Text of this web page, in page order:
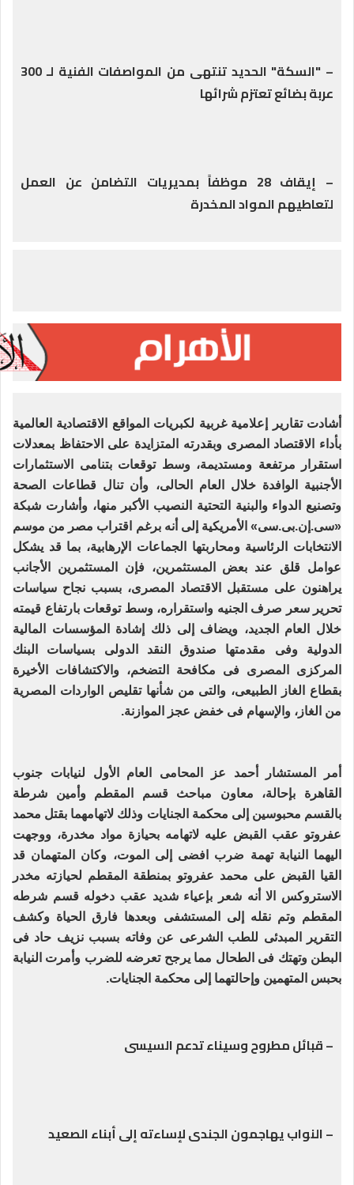
– "السكة" الحديد تنتهى من المواصفات الفنية لـ 300
عربة بضائع تعتزم شرائها
– إيقاف 28 موظفاً بمديريات التضامن عن العمل
لتعاطيهم المواد المخدرة
أشادت تقارير إعلامية غربية لكبريات المواقع الاقتصادية العالمية
بأداء الاقتصاد المصرى وبقدرته المتزايدة على الاحتفاظ بمعدلات
استقرار مرتفعة ومستديمة، وسط توقعات بتنامى الاستثمارات
الأجنبية الوافدة خلال العام الحالى، وأن تنال قطاعات الصحة
وتصنيع الدواء والبنية التحتية النصيب الأكبر منها، وأشارت شبكة
«سى.إن.بى.سى» الأمريكية إلى أنه برغم اقتراب مصر من موسم
الانتخابات الرئاسية ومحاربتها الجماعات الإرهابية، بما قد يشكل
عوامل قلق عند بعض المستثمرين، فإن المستثمرين الأجانب
يراهنون على مستقبل الاقتصاد المصرى، بسبب نجاح سياسات
تحرير سعر صرف الجنيه واستقراره، وسط توقعات بارتفاع قيمته
خلال العام الجديد، ويضاف إلى ذلك إشادة المؤسسات المالية
الدولية وفى مقدمتها صندوق النقد الدولى بسياسات البنك
المركزى المصرى فى مكافحة التضخم، والاكتشافات الأخيرة
بقطاع الغاز الطبيعى، والتى من شأنها تقليص الواردات المصرية
من الغاز، والإسهام فى خفض عجز الموازنة.
أمر المستشار أحمد عز المحامى العام الأول لنيابات جنوب
القاهرة بإحالة، معاون مباحث قسم المقطم وأمين شرطة
بالقسم محبوسين إلى محكمة الجنايات وذلك ﻻتهامهما بقتل محمد
عفروتو عقب القبض عليه ﻻتهامه بحيازة مواد مخدرة، ووجهت
اليهما النيابة تهمة ضرب افضى إلى الموت، وكان المتهمان قد
القيا القبض على محمد عفروتو بمنطقة المقطم لحيازته مخدر
الاستروكس اﻻ أنه شعر بإعياء شديد عقب دخوله قسم شرطه
المقطم وتم نقله إلى المستشفى وبعدها فارق الحياة وكشف
التقرير المبدئى للطب الشرعى عن وفاته بسبب نزيف حاد فى
البطن وتهتك فى الطحال مما يرجح تعرضه للضرب وأمرت النيابة
بحبس المتهمين وإحالتهما إلى محكمة الجنايات.
– قبائل مطروح وسيناء تدعم السيسى
– النواب يهاجمون الجندى لإساءته إلى أبناء الصعيد